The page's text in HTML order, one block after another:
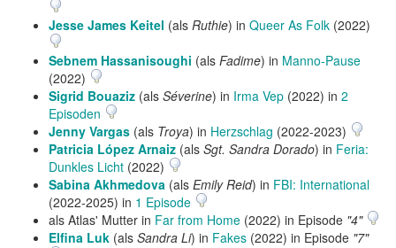
Jesse James Keitel (als Ruthie) in Queer As Folk (2022)
Sebnem Hassanisoughi (als Fadime) in Manno-Pause
(2022)
Sigrid Bouaziz (als Séverine) in Irma Vep (2022) in 2
Episoden
Jenny Vargas (als Troya) in Herzschlag (2022-2023)
Patricia López Arnaiz (als Sgt. Sandra Dorado) in Feria:
Dunkles Licht (2022)
Sabina Akhmedova (als Emily Reid) in FBI: International
(2022-2025) in 1 Episode
als Atlas' Mutter in Far from Home (2022) in Episode "4"
Elfina Luk (als Sandra Li) in Fakes (2022) in Episode "7"